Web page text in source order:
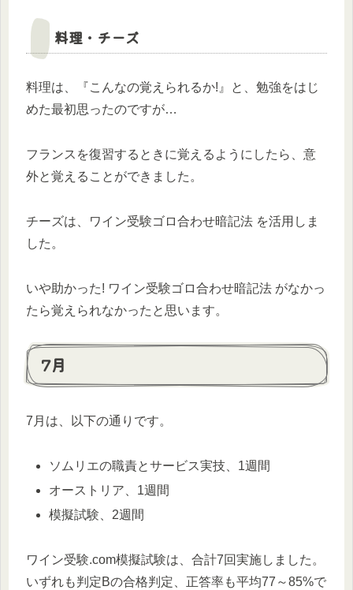
料理・チーズ
料理は、『こんなの覚えられるか!』と、勉強をはじ
めた最初思ったのですが…
フランスを復習するときに覚えるようにしたら、意
外と覚えることができました。
チーズは、ワイン受験ゴロ合わせ暗記法 を活用しま
した。
いや助かった! ワイン受験ゴロ合わせ暗記法 がなかっ
たら覚えられなかったと思います。
7月
7月は、以下の通りです。
ソムリエの職責とサービス実技、1週間
オーストリア、1週間
模擬試験、2週間
ワイン受験.com模擬試験は、合計7回実施しました。
いずれも判定Bの合格判定、正答率も平均77～85%で